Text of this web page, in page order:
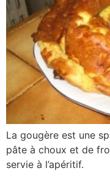
La gougère est une
pâte à choux et de
servie à l’apéritif.